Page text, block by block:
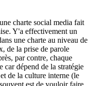
charte social media fait
Y'a effectivement un
une charte au niveau de
de la prise de parole
par contre, chaque
car dépend de la stratégie
de la culture interne (le